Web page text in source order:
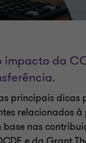
da
principais dicas
relacionados à
nas